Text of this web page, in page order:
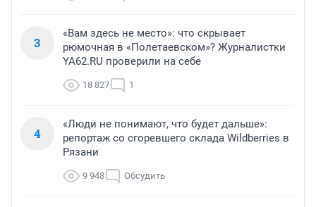
3
«Вам здесь не место»: что скрывает
рюмочная в «Полетаевском»? Журналистки
YA62.RU проверили на себе
18 827 1
4
«Люди не понимают, что будет дальше»:
репортаж со сгоревшего склада Wildberries в
Рязани
9 948 Обсудить